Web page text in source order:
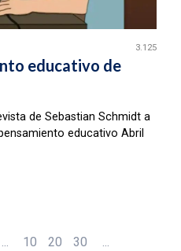
3.125
educativo de
de Sebastian Schmidt a
educativo Abril
... 10 20 30 ...